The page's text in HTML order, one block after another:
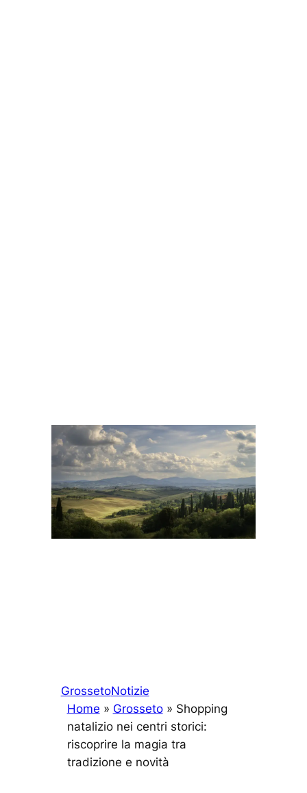
GrossetoNotizie
Home » Grosseto» Shopping
natalizio nei centri storici:
riscoprire la magia tra
tradizione e novità